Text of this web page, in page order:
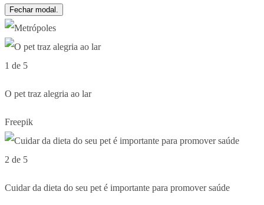
Fechar modal.
1 de 5
O pet traz alegria ao lar
Freepik
2 de 5
Cuidar da dieta do seu pet é importante para promover saúde